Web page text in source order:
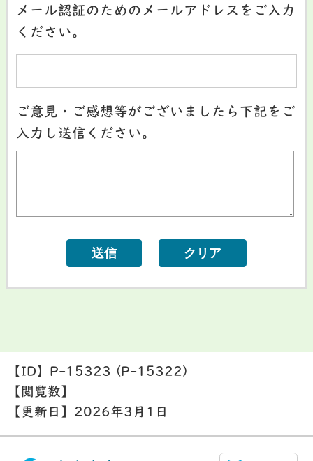
メール認証のためのメールアドレスをご入力
ください。
ご意見・ご感想等がございましたら下記をご
入力し送信ください。
【ID】 P-15323 (P-15322)
【閲覧数】
【更新日】 2026年3月1日